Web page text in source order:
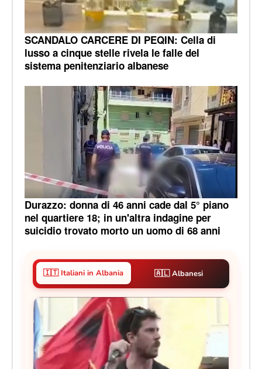
SCANDALO CARCERE DI PEQIN: Cella di
lusso a cinque stelle rivela le falle del
sistema penitenziario albanese
Durazzo: donna di 46 anni cade dal 5° piano
nel quartiere 18; in un'altra indagine per
suicidio trovato morto un uomo di 68 anni
🇮🇹 Italiani in Albania 🇦🇱 Albanesi